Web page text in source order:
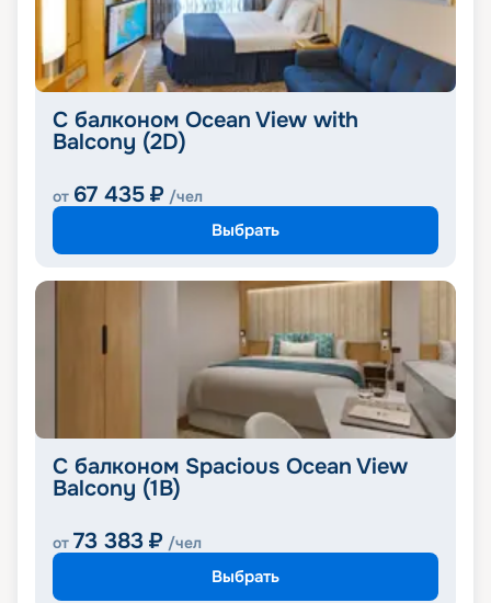
С балконом Ocean View with
Balcony (2D)
от 67 435 ₽ /чел
Выбрать
С балконом Spacious Ocean View
Balcony (1B)
от 73 383 ₽ /чел
Выбрать